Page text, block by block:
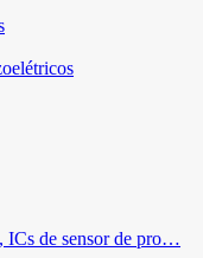
ICs de sensor de pro…